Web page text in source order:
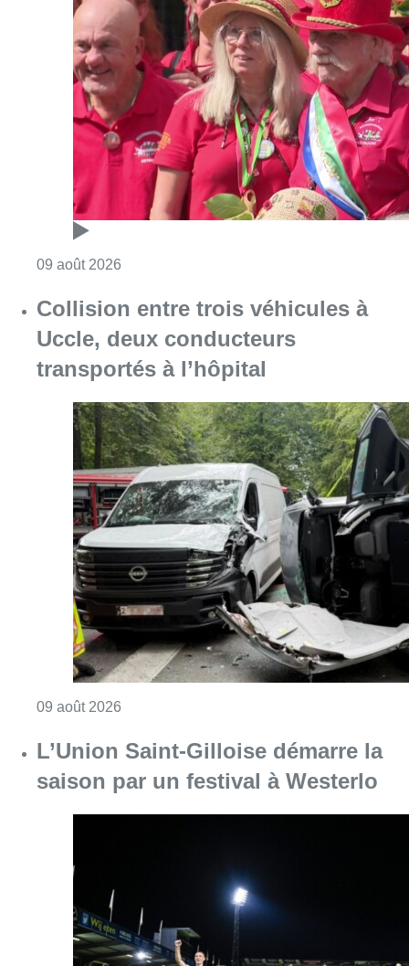
09 août 2026Consulter l'article "Meyboom: l’émouvant
Collision entre trois véhicules à
Uccle, deux conducteurs
transportés à l’hôpital
09 août 2026Consulter l'article "Collision entre trois
L’Union Saint-Gilloise démarre la
saison par un festival à Westerlo
09 août 2026 Consulter l'article "L’Union Saint-Gilloise
Deux personnes hospitalisées